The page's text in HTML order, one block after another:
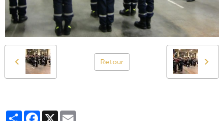
Retour
PartagerFacebook
X